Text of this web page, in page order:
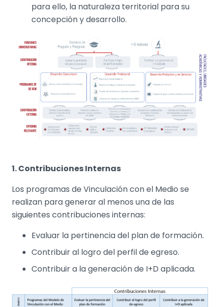
para ello, la naturaleza territorial para su
concepción y desarrollo.
1. Contribuciones Internas
Los programas de Vinculación con el Medio se
realizan para generar al menos una de las
siguientes contribuciones internas:
Evaluar la pertinencia del plan de formación.
Contribuir al logro del perfil de egreso.
Contribuir a la generación de I+D aplicada.